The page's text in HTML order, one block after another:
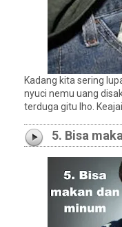
Kadang kita sering
nyuci nemu uang
terduga gitu lho.
5. Bisa